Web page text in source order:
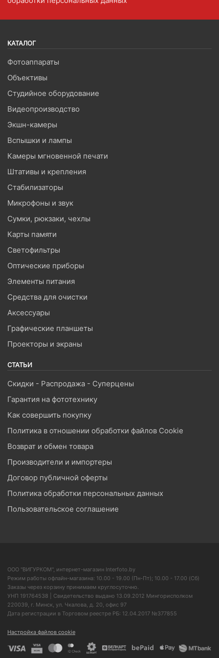
КАТАЛОГ
Фотоаппараты
Объективы
Студийное оборудование
Видеопроизводство
Экшн-камеры
Вспышки и лампы
Камеры мгновенной печати
Штативы и крепления
Стабилизаторы
Микрофоны и звук
Сумки, рюкзаки, чехлы
Карты памяти
Светофильтры
Оптические приборы
Элементы питания
Средства для очистки
Аксессуары
Графические планшеты
Проекторы и экраны
СТАТЬИ
Скидки - Распродажа - Суперцены
Гарантия на фототехнику
Как совершить покупку
Политика в отношении обработки файлов Cookie
Возврат и обмен товара
Производители и импортеры
Договор публичной оферты
Политика обработки персональных данных
Пользовательское соглашение
ООО "ВИГУРКОМ", интернет-магазин Interfoto.by
Режим работы офлайн-магазина: 10.00 - 19.00 (Пн-Пт); 10.00 - 17.00 (Сб)
Заказы через корзину принимаем круглосуточно.
УНП 191764538 | Свидетельство выдано 13.09.2012 Мингорисполком
220039, г. Минск, ул. Чкалова, д. 20, офис 97
Дата регистрации в Торговом реестре РБ: 12.04.2017 №377855
Настройка файлов cookie